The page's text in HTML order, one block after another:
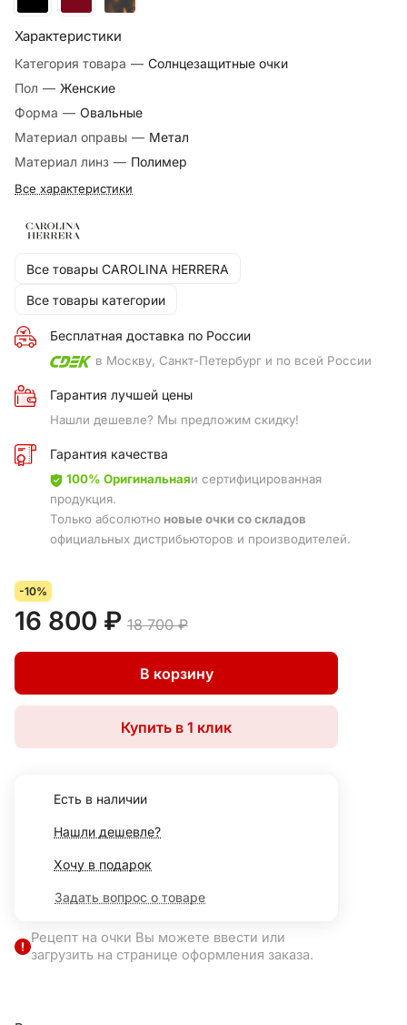
Характеристики
Категория товара — Солнцезащитные очки
Пол — Женские
Форма — Овальные
Материал оправы — Метал
Материал линз — Полимер
Все характеристики
Все товары CAROLINA HERRERA
Все товары категории
Бесплатная доставка по России
в Москву, Санкт-Петербург и по всей России
Гарантия лучшей цены
Нашли дешевле? Мы предложим скидку!
Гарантия качества
100% Оригинальнаяи сертифицированная
продукция.
Только абсолютно новые очки со складов
официальных дистрибьюторов и производителей.
-10%
16 800 ₽ 18 700 ₽
В корзину
Купить в 1 клик
Есть в наличии
Нашли дешевле?
Хочу в подарок
Задать вопрос о товаре
Рецепт на очки Вы можете ввести или
загрузить на странице оформления заказа.